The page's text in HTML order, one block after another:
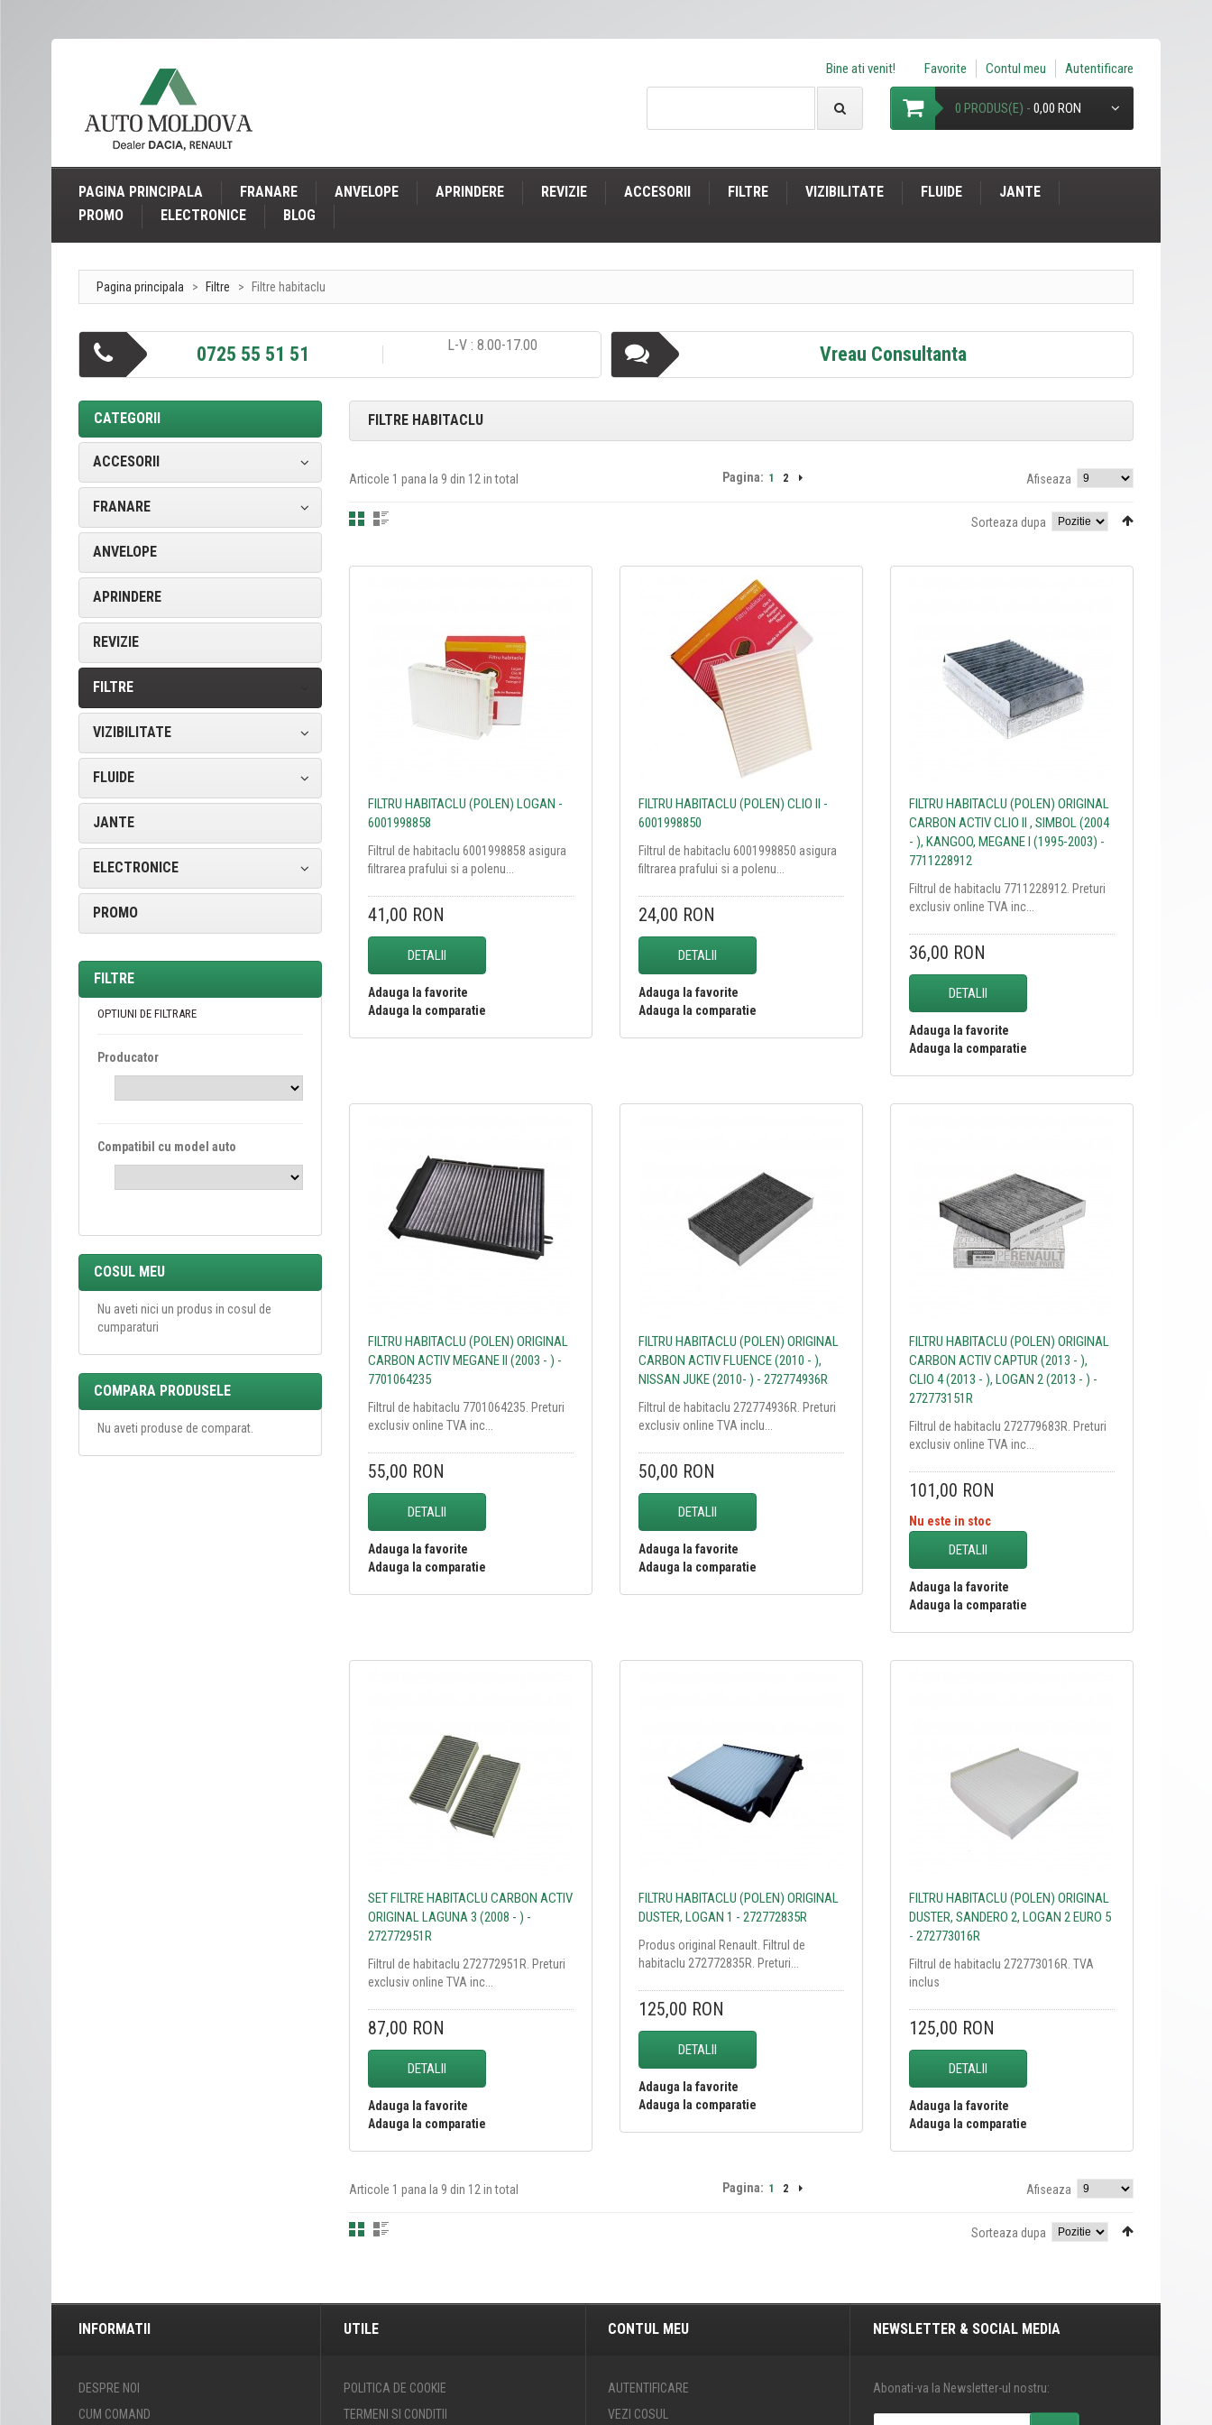
Favorite Contul meu Autentificare
Bine ati venit!
0 PRODUS(E) - 0,00 RON
PAGINA PRINCIPALA FRANARE ANVELOPE APRINDERE REVIZIE ACCESORII FILTRE VIZIBILITATE FLUIDE
JANTE
PROMO
ELECTRONICE BLOG
Pagina principala > Filtre > Filtre habitaclu
0725 55 51 51 L-V : 8.00-17.00 Vreau Consultanta
FILTRE HABITACLU
Articole 1 pana la 9 din 12 in total Afiseaza
Pagina: 1 2
Sorteaza dupa
FILTRU HABITACLU (POLEN) LOGAN -
6001998858
Filtrul de habitaclu 6001998858 asigura
filtrarea prafului si a polenu...
41,00 RON
DETALII
Adauga la favorite
Adauga la comparatie
FILTRU HABITACLU (POLEN) CLIO II -
6001998850
Filtrul de habitaclu 6001998850 asigura
filtrarea prafului si a polenu...
24,00 RON
DETALII
Adauga la favorite
Adauga la comparatie
FILTRU HABITACLU (POLEN) ORIGINAL
CARBON ACTIV CLIO II , SIMBOL (2004
- ), KANGOO, MEGANE I (1995-2003) -
7711228912
Filtrul de habitaclu 7711228912. Preturi
exclusiv online TVA inc...
36,00 RON
DETALII
Adauga la favorite
Adauga la comparatie
FILTRU HABITACLU (POLEN) ORIGINAL
CARBON ACTIV MEGANE II (2003 - ) -
7701064235
Filtrul de habitaclu 7701064235. Preturi
exclusiv online TVA inc...
55,00 RON
DETALII
Adauga la favorite
Adauga la comparatie
FILTRU HABITACLU (POLEN) ORIGINAL
CARBON ACTIV FLUENCE (2010 - ),
NISSAN JUKE (2010- ) - 272774936R
Filtrul de habitaclu 272774936R. Preturi
exclusiv online TVA inclu...
50,00 RON
DETALII
Adauga la favorite
Adauga la comparatie
FILTRU HABITACLU (POLEN) ORIGINAL
CARBON ACTIV CAPTUR (2013 - ),
CLIO 4 (2013 - ), LOGAN 2 (2013 - ) -
272773151R
Filtrul de habitaclu 272779683R. Preturi
exclusiv online TVA inc...
101,00 RON
Nu este in stoc
DETALII
Adauga la favorite
Adauga la comparatie
SET FILTRE HABITACLU CARBON ACTIV
ORIGINAL LAGUNA 3 (2008 - ) -
272772951R
Filtrul de habitaclu 272772951R. Preturi
exclusiv online TVA inc...
87,00 RON
DETALII
Adauga la favorite
Adauga la comparatie
FILTRU HABITACLU (POLEN) ORIGINAL
DUSTER, LOGAN 1 - 272772835R
Produs original Renault. Filtrul de
habitaclu 272772835R. Preturi...
125,00 RON
DETALII
Adauga la favorite
Adauga la comparatie
FILTRU HABITACLU (POLEN) ORIGINAL
DUSTER, SANDERO 2, LOGAN 2 EURO 5
- 272773016R
Filtrul de habitaclu 272773016R. TVA
inclus
125,00 RON
DETALII
Adauga la favorite
Adauga la comparatie
Articole 1 pana la 9 din 12 in total Afiseaza
Pagina: 1 2
Sorteaza dupa
CATEGORII
ACCESORII
FRANARE
ANVELOPE
APRINDERE
REVIZIE
FILTRE
VIZIBILITATE
FLUIDE
JANTE
ELECTRONICE
PROMO
FILTRE
OPTIUNI DE FILTRARE
Producator
Compatibil cu model auto
COSUL MEU
Nu aveti nici un produs in cosul de
cumparaturi
COMPARA PRODUSELE
Nu aveti produse de comparat.
INFORMATII
DESPRE NOI
CUM COMAND
UTILE
POLITICA DE COOKIE
TERMENI SI CONDITII
CONTUL MEU
AUTENTIFICARE
VEZI COSUL
NEWSLETTER & SOCIAL MEDIA
Abonati-va la Newsletter-ul nostru: